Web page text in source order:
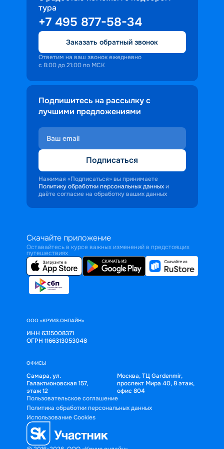
доброжелательность и заинтересованность
персонала корабля в каждом госте.
Ступая на борт теплохода, пассажиры
попадают в совершенно иную атмосферу,
где властвует тяга к приключениям и
открытиям.
тура
+7 495 877-58-34
Заказать обратный звонок
Ответим на ваш звонок ежедневно
с 8:00 до 21:00 по МСК
Подпишитесь на рассылку с
лучшими предложениями
Подписаться
Нажимая «Подписаться» вы принимаете
Политику обработки персональных данных и
даёте согласие на обработку ваших данных
Скачайте приложение
Оставайтесь в курсе важных изменений в предстоящих
путешествиях
ООО «КРУИЗ.ОНЛАЙН»
ИНН 6315008371
ОГРН 1166313053048
ОФИСЫ
Самара, ул.
Галактионовская 157,
этаж 12
Москва, ТЦ Gardenmir,
проспект Мира 40, 8 этаж,
офис 804
Пользовательское соглашение
Политика обработки персональных данных
Использование Cookies